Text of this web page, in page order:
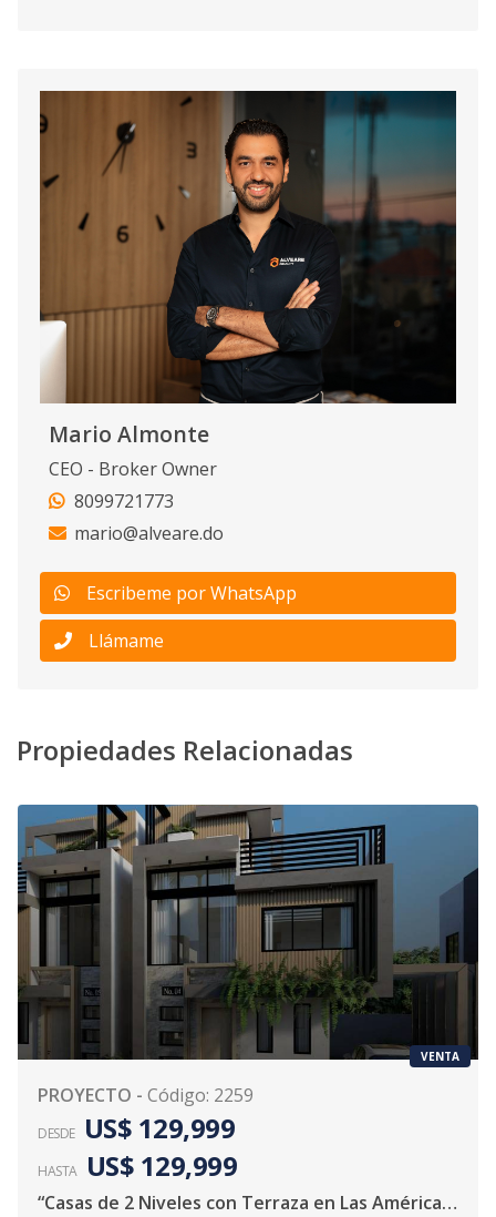
Mario Almonte
CEO - Broker Owner
8099721773
mario@alveare.do
Escribeme por WhatsApp
Llámame
Propiedades Relacionadas
VENTA
PROYECTO - Código: 2259
DESDE US$ 129,999
HASTA US$ 129,999
“Casas de 2 Niveles con Terraza en Las Américas, Santo Domingo Este – Proyecto DMS Resident”